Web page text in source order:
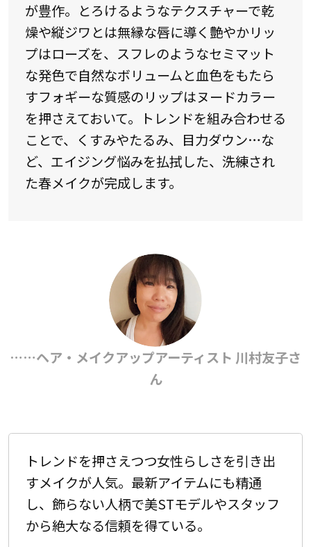
が豊作。とろけるようなテクスチャーで乾
燥や縦ジワとは無縁な唇に導く艶やかリッ
プはローズを、スフレのようなセミマット
な発色で自然なボリュームと血色をもたら
すフォギーな質感のリップはヌードカラー
を押さえておいて。トレンドを組み合わせる
ことで、くすみやたるみ、目力ダウン…な
ど、エイジング悩みを払拭した、洗練され
た春メイクが完成します。
……ヘア・メイクアップアーティスト 川村友子さ
ん
トレンドを押さえつつ女性らしさを引き出
すメイクが人気。最新アイテムにも精通
し、飾らない人柄で美STモデルやスタッフ
から絶大なる信頼を得ている。